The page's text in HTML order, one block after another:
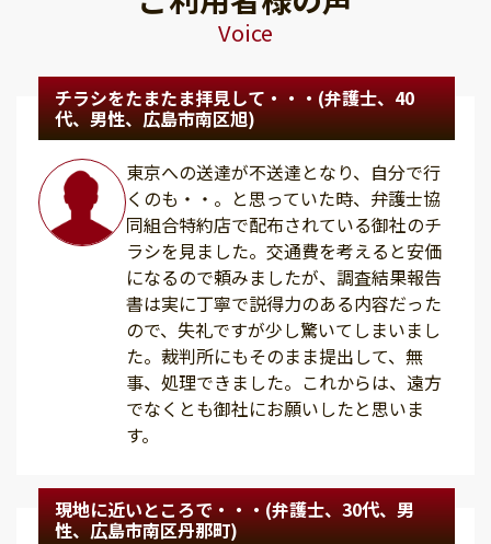
Voice
チラシをたまたま拝見して・・・(弁護士、40
代、男性、広島市南区旭)
東京への送達が不送達となり、自分で行
くのも・・。と思っていた時、弁護士協
同組合特約店で配布されている御社のチ
ラシを見ました。交通費を考えると安価
になるので頼みましたが、調査結果報告
書は実に丁寧で説得力のある内容だった
ので、失礼ですが少し驚いてしまいまし
た。裁判所にもそのまま提出して、無
事、処理できました。これからは、遠方
でなくとも御社にお願いしたと思いま
す。
現地に近いところで・・・(弁護士、30代、男
性、広島市南区丹那町)